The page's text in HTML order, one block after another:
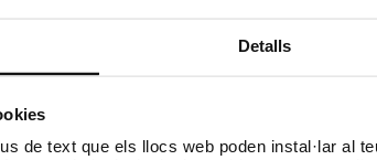
Detalls
de text que els llocs web poden instal·lar al
Sol·licitud